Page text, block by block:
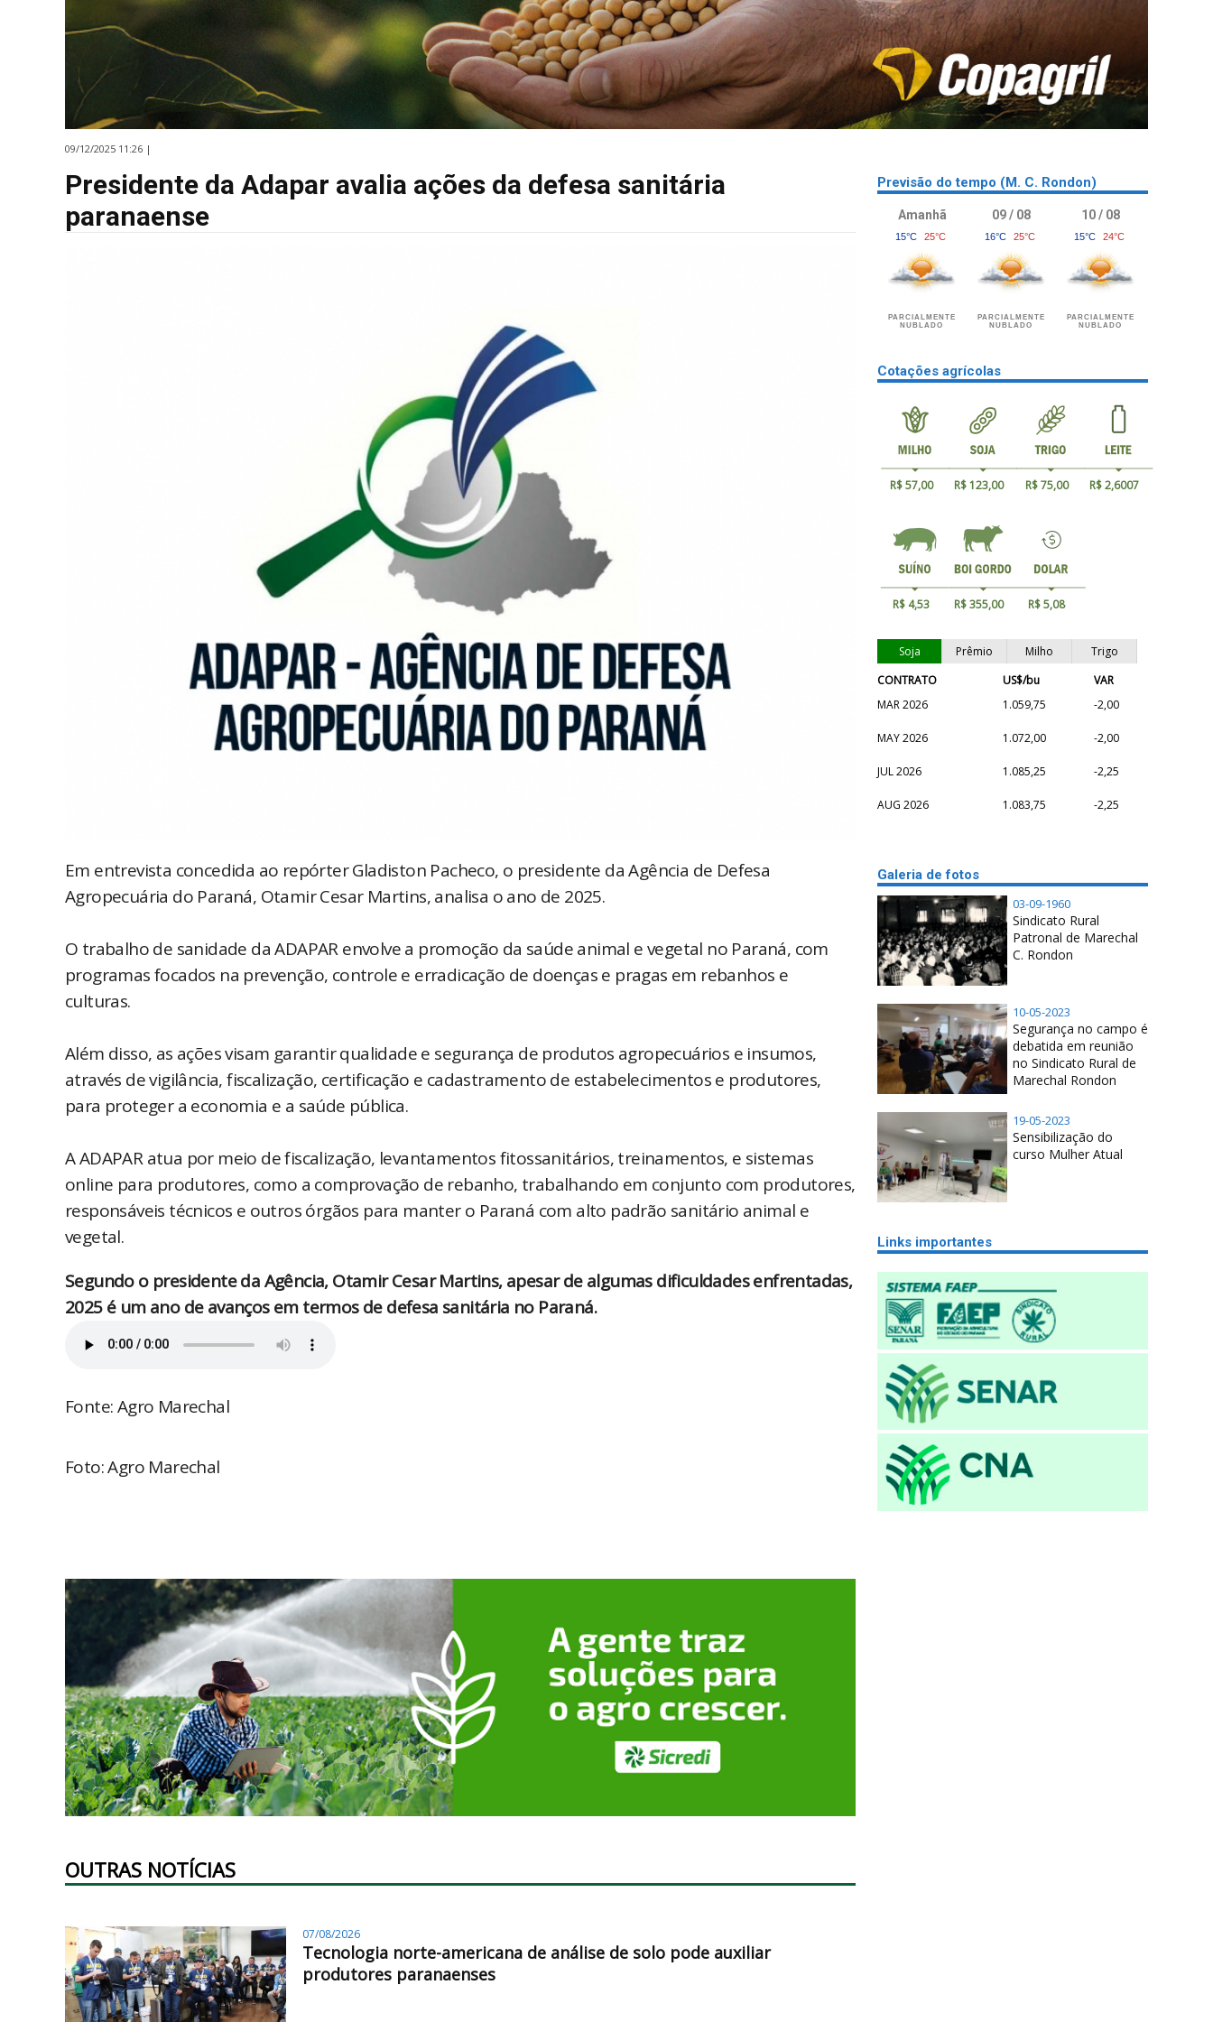
09/12/2025 11:26 |
Presidente da Adapar avalia ações da defesa sanitária
paranaense
Em entrevista concedida ao repórter Gladiston Pacheco, o presidente da Agência de Defesa
Agropecuária do Paraná, Otamir Cesar Martins, analisa o ano de 2025.
O trabalho de sanidade da ADAPAR envolve a promoção da saúde animal e vegetal no Paraná, com
programas focados na prevenção, controle e erradicação de doenças e pragas em rebanhos e
culturas.
Além disso, as ações visam garantir qualidade e segurança de produtos agropecuários e insumos,
através de vigilância, fiscalização, certificação e cadastramento de estabelecimentos e produtores,
para proteger a economia e a saúde pública.
A ADAPAR atua por meio de fiscalização, levantamentos fitossanitários, treinamentos, e sistemas
online para produtores, como a comprovação de rebanho, trabalhando em conjunto com produtores,
responsáveis técnicos e outros órgãos para manter o Paraná com alto padrão sanitário animal e
vegetal.
Segundo o presidente da Agência, Otamir Cesar Martins, apesar de algumas dificuldades enfrentadas,
2025 é um ano de avanços em termos de defesa sanitária no Paraná.
Fonte: Agro Marechal
Foto: Agro Marechal
OUTRAS NOTÍCIAS
07/08/2026
Tecnologia norte-americana de análise de solo pode auxiliar
produtores paranaenses
Previsão do tempo (M. C. Rondon)
Amanhã
15°C 25°C
PARCIALMENTE
NUBLADO
09 / 08
16°C 25°C
PARCIALMENTE
NUBLADO
10 / 08
15°C 24°C
PARCIALMENTE
NUBLADO
Cotações agrícolas
R$ 57,00 R$ 123,00 R$ 75,00 R$ 2,6007
R$ 4,53 R$ 355,00 R$ 5,08
Soja Prêmio Milho
Trigo
CONTRATO
US$/bu
VAR
MAR 2026
1.059,75 -2,00
MAY 2026 1.072,00 -2,00
JUL 2026 1.085,25 -2,25
AUG 2026 1.083,75 -2,25
Galeria de fotos
03-09-1960
Sindicato Rural
Patronal de Marechal
C. Rondon
10-05-2023
Segurança no campo é
debatida em reunião
no Sindicato Rural de
Marechal Rondon
19-05-2023
Sensibilização do
curso Mulher Atual
Links importantes